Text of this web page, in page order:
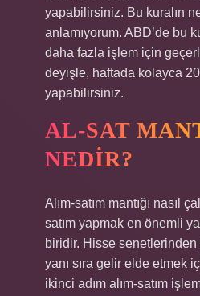
yapabilirsiniz. Bu kuralın
anlamıyorum. ABD’de bu
daha fazla işlem için
deyişle, haftada kolayca
yapabilirsiniz.
AL-SAT
NEDIR?
Alım-satım mantığı nasıl
satım yapmak en önemli
biridir. Hisse
yanı sıra gelir elde etmek
ikinci adım alım-satım